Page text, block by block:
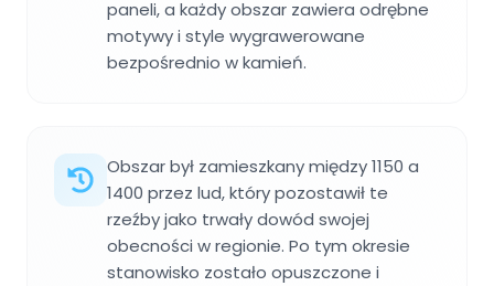
paneli, a każdy obszar zawiera odrębne
motywy i style wygrawerowane
bezpośrednio w kamień.
Obszar był zamieszkany między 1150 a
1400 przez lud, który pozostawił te
rzeźby jako trwały dowód swojej
obecności w regionie. Po tym okresie
stanowisko zostało opuszczone i